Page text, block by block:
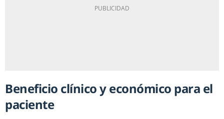
Beneficio clínico y económico para el
paciente